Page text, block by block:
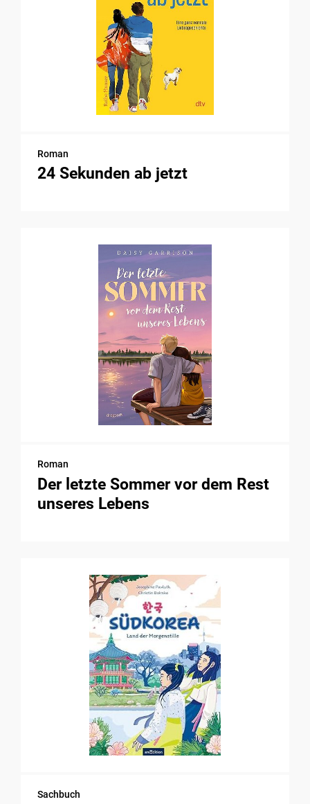
Roman
24 Sekunden ab jetzt
Roman
Der letzte Sommer vor dem Rest
unseres Lebens
Sachbuch